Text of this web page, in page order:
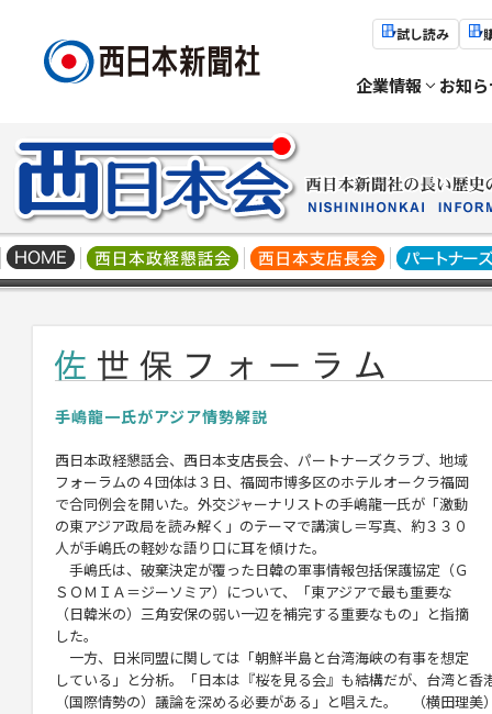
試し読み
企業情報 お知
手嶋龍一氏がアジア情勢解説
西日本政経懇話会、西日本支店長会、パートナーズクラブ、 地域
フォーラムの４団体は３日、福岡市博多区のホテルオークラ福岡
で合同例会を開いた。外交ジャーナリストの手嶋龍一氏が「激動
の東アジア政局を読み解く」のテーマで講演し＝写真、約３３０
人が手嶋氏の軽妙な語り口に耳を傾けた。
手嶋氏は、破棄決定が覆った日韓の軍事情報包括保護協定（Ｇ
ＳＯＭＩＡ＝ジーソミア）について、「東アジアで最も重要な
（日韓米の）三角安保の弱い一辺を補完する重要なもの」と指摘
した。
一方、日米同盟に関しては「朝鮮半島と台湾海峡の有事を想定
している」と分析。「日本は『桜を見る会』も結構だが、台湾と
（国際情勢の）議論を深める必要がある」と唱えた。 （横田理美